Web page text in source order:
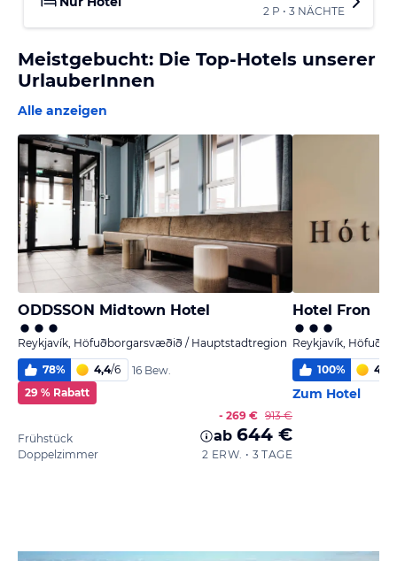
2 P • 3 NÄCHTE
Meistgebucht: Die Top-Hotels unserer
UrlauberInnen
Alle anzeigen
ODDSSON Midtown Hotel
Reykjavík, Höfuðborgarsvæðið / Hauptstadtregion
78% 4,4/6
16 Bew.
29 % Rabatt
Frühstück
Doppelzimmer
- 269 € 913 €
ab 644 €
2 ERW. • 3 TAGE
Hotel Fron
Reykjavík,
100% 4,8
Zum Hotel